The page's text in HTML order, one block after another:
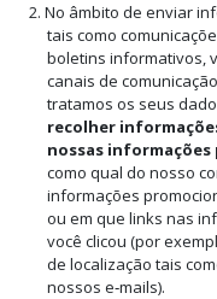
2. No âmbito de enviar
tais como
boletins informativos,
canais de
tratamos os seus
recolher
nossas
como qual do nosso
informações
ou em que links nas
você clicou (por
de localização tais
nossos e‑mails).